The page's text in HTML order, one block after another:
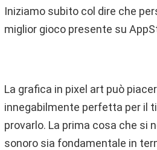
Iniziamo subito col dire che
miglior gioco presente su
La grafica in pixel art può
innegabilmente perfetta per il
provarlo. La prima cosa che si
sonoro sia fondamentale in